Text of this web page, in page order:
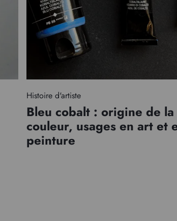
Histoire d'artiste
Bleu cobalt : origine de la
couleur, usages en art et
peinture